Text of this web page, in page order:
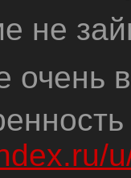
не
очень